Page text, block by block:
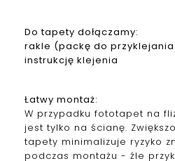
Do tapety dołączamy:
rakle (packę do
instrukcję klejenia
Łatwy montaż:
W przypadku fototapet na
jest tylko na ścianę.
tapety minimalizuje ryzyko
podczas montażu - źle